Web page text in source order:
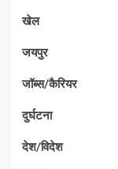
खेल
जयपुर
जॉब्स/कैरियर
दुर्घटना
देश/विदेश